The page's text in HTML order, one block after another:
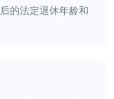
的法定退休年龄和